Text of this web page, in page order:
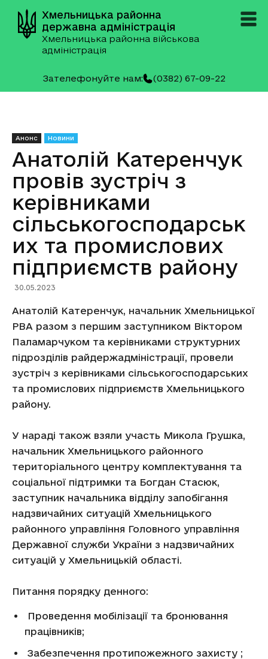
Хмельницька районна
державна адміністрація
Хмельницька районна військова
адміністрація
Зателефонуйте нам: (0382) 67-09-22
Анонс Новини
Анатолій Катеренчук
провів зустріч з
керівниками
сільськогосподарськ
их та промислових
підприємств району
30.05.2023
Анатолій Катеренчук, начальник Хмельницької
РВА разом з першим заступником Віктором
Паламарчуком та керівниками структурних
підрозділів райдержадміністрації, провели
зустріч з керівниками сільськогосподарських
та промислових підприємств Хмельницького
району.
У нараді також взяли участь Микола Грушка,
начальник Хмельницького районного
територіального центру комплектування та
соціальної підтримки та Богдан Стасюк,
заступник начальника відділу запобігання
надзвичайних ситуацій Хмельницького
районного управління Головного управління
Державної служби України з надзвичайних
ситуацій у Хмельницькій області.
Питання порядку денного:
Проведення мобілізації та бронювання
працівників;
Забезпечення протипожежного захисту ;